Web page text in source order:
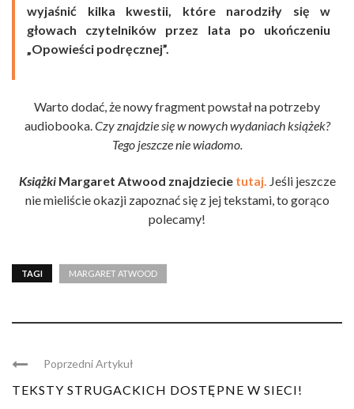
wyjaśnić kilka kwestii, które narodziły się w
głowach czytelników przez lata po ukończeniu
„Opowieści podręcznej”.
Warto dodać, że nowy fragment powstał na potrzeby
audiobooka. Czy znajdzie się w nowych wydaniach książek?
Tego jeszcze nie wiadomo.
Książki Margaret Atwood znajdziecie tutaj. Jeśli jeszcze
nie mieliście okazji zapoznać się z jej tekstami, to gorąco
polecamy!
TAGI MARGARET ATWOOD
Poprzedni Artykuł
TEKSTY STRUGACKICH DOSTĘPNE W SIECI!